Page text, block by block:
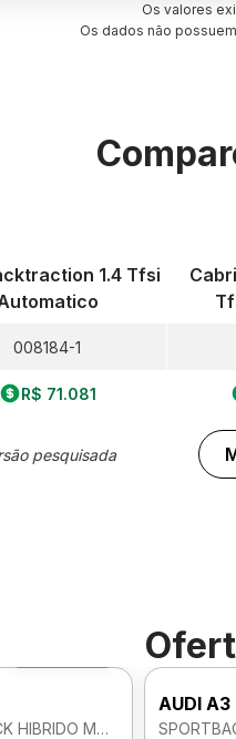
Os valores
Os dados não
1.4 Tfsi
008184-1
R$ 71.081
pesquisada
SPORTBACK PERFOR BLACK HIBRIDO MHEV 2.0 AUTOMATICO
AUDI A3